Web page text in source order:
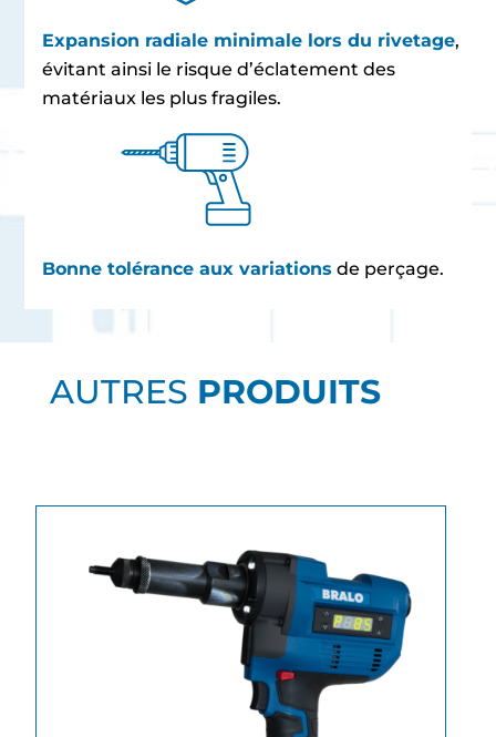
Expansion radiale minimale lors du rivetage,
évitant ainsi le risque d’éclatement des
matériaux les plus fragiles.
Bonne tolérance aux variations de perçage.
AUTRES PRODUITS